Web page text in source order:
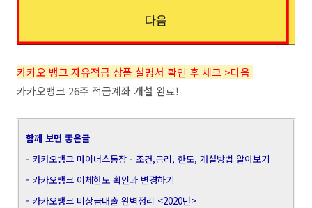
카카오 뱅크 자유적금 상품 설명서 확인 후 체크 >다음
카카오뱅크 26주 적금계좌 개설 완료!
함께 보면 좋은글
- 카카오뱅크 마이너스통장 - 조건,금리, 한도, 개설방법 알아보기
- 카카오뱅크 이체한도 확인과 변경하기
- 카카오뱅크 비상금대출 완벽정리 <2020년>